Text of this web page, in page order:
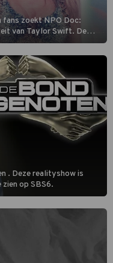
fans zoekt NPO Doc:
van Taylor Swift. De
sterren van onze tijd
. Deze realityshow is
op SBS6.